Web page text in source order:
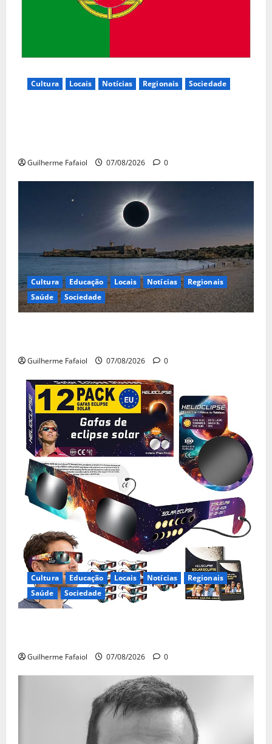
Cultura Locais Notícias Regionais Sociedade
Guilherme Fafaiol 07/08/2026 0
Cultura Educação Locais Notícias
Regionais
Saúde
Sociedade
Guilherme Fafaiol 07/08/2026 0
Cultura Educação Locais Notícias
Regionais
Saúde
Sociedade
Guilherme Fafaiol 07/08/2026 0